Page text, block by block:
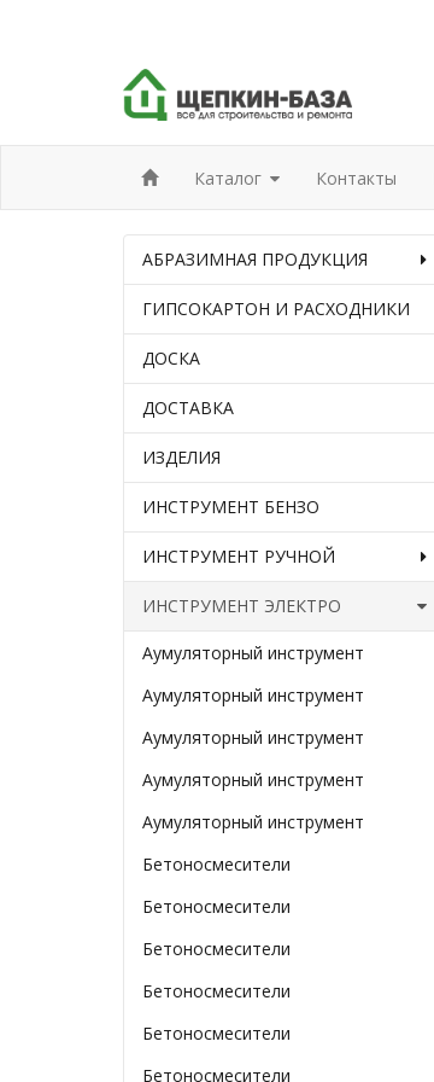
Каталог Контакты
АБРАЗИМНАЯ ПРОДУКЦИЯ
ГИПСОКАРТОН И РАСХОДНИКИ
ДОСКА
ДОСТАВКА
ИЗДЕЛИЯ
ИНСТРУМЕНТ БЕНЗО
ИНСТРУМЕНТ РУЧНОЙ
ИНСТРУМЕНТ ЭЛЕКТРО
Аумуляторный инструмент
Аумуляторный инструмент
Аумуляторный инструмент
Аумуляторный инструмент
Аумуляторный инструмент
Бетоносмесители
Бетоносмесители
Бетоносмесители
Бетоносмесители
Бетоносмесители
Бетоносмесители